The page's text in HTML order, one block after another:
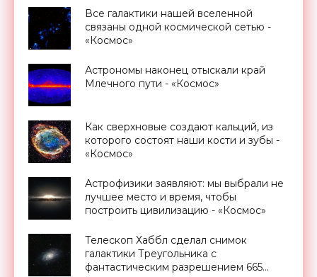
Все галактики нашей вселенной
связаны одной космической сетью -
«Космос»
Астрономы наконец отыскали край
Млечного пути - «Космос»
Как сверхновые создают кальций, из
которого состоят наши кости и зубы -
«Космос»
Астрофизики заявляют: мы выбрали не
лучшее место и время, чтобы
построить цивилизацию - «Космос»
Телескоп Хаббл сделал снимок
галактики Треугольника с
фантастическим разрешением 665